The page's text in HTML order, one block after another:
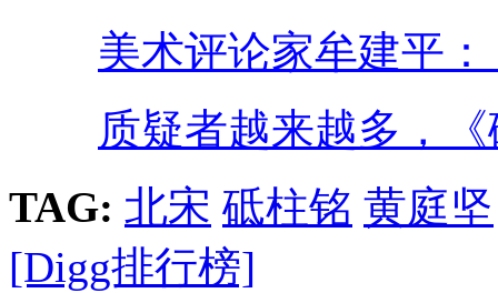
美术评论家牟建平
质疑者越来越多，
TAG: 北宋 砥柱铭 黄庭坚
[Digg排行榜]